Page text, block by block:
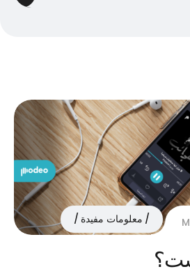
معلومات مفيدة